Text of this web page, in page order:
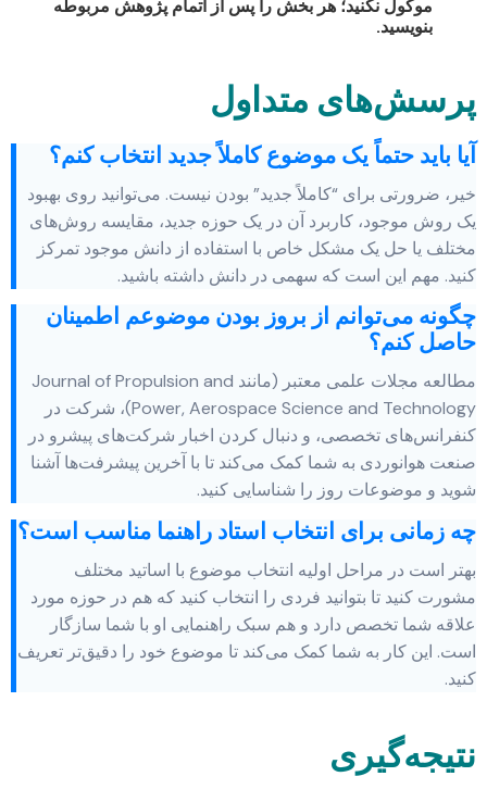
موکول نکنید؛ هر بخش را پس از اتمام پژوهش مربوطه
بنویسید.
پرسش‌های متداول
آیا باید حتماً یک موضوع کاملاً جدید انتخاب کنم؟
خیر، ضرورتی برای “کاملاً جدید” بودن نیست. می‌توانید روی بهبود
یک روش موجود، کاربرد آن در یک حوزه جدید، مقایسه روش‌های
مختلف یا حل یک مشکل خاص با استفاده از دانش موجود تمرکز
کنید. مهم این است که سهمی در دانش داشته باشید.
چگونه می‌توانم از بروز بودن موضوعم اطمینان
حاصل کنم؟
مطالعه مجلات علمی معتبر (مانند Journal of Propulsion and
Power, Aerospace Science and Technology)، شرکت در
کنفرانس‌های تخصصی، و دنبال کردن اخبار شرکت‌های پیشرو در
صنعت هوانوردی به شما کمک می‌کند تا با آخرین پیشرفت‌ها آشنا
شوید و موضوعات روز را شناسایی کنید.
چه زمانی برای انتخاب استاد راهنما مناسب است؟
بهتر است در مراحل اولیه انتخاب موضوع با اساتید مختلف
مشورت کنید تا بتوانید فردی را انتخاب کنید که هم در حوزه مورد
علاقه شما تخصص دارد و هم سبک راهنمایی او با شما سازگار
است. این کار به شما کمک می‌کند تا موضوع خود را دقیق‌تر تعریف
کنید.
نتیجه‌گیری